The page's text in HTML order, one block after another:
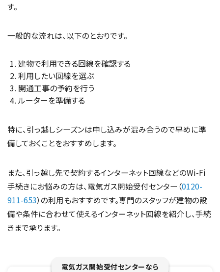
す。
一般的な流れは、以下のとおりです。
建物で利用できる回線を確認する
利用したい回線を選ぶ
開通工事の予約を行う
ルーターを準備する
特に、引っ越しシーズンは申し込みが混み合うので早めに準
備しておくことをおすすめします。
また、引っ越し先で契約するインターネット回線などのWi-Fi
手続きにお悩みの方は、電気ガス開始受付センター（0120-
911-653）の利用もおすすめです。専門のスタッフが建物の設
備や条件に合わせて使えるインターネット回線を紹介し、手続
きまで承ります。
電気ガス開始受付センターなら